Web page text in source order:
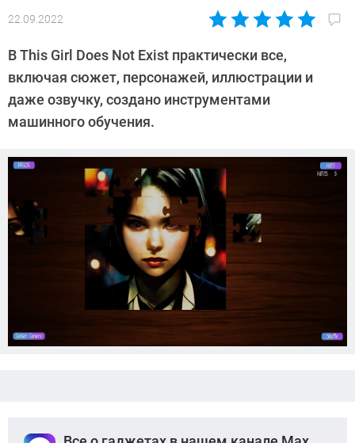
22.09.2022
Автор:
Кошик
В This Girl Does Not Exist практически все,
включая сюжет, персонажей, иллюстрации и
даже озвучку, создано инструментами
машинного обучения.